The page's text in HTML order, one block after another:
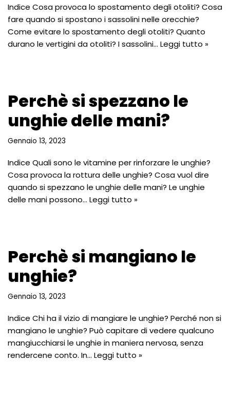
Indice Cosa provoca lo spostamento degli otoliti? Cosa
fare quando si spostano i sassolini nelle orecchie?
Come evitare lo spostamento degli otoliti? Quanto
durano le vertigini da otoliti? I sassolini… Leggi tutto »
Perchè si spezzano le
unghie delle mani?
Gennaio 13, 2023
Indice Quali sono le vitamine per rinforzare le unghie?
Cosa provoca la rottura delle unghie? Cosa vuol dire
quando si spezzano le unghie delle mani? Le unghie
delle mani possono… Leggi tutto »
Perchè si mangiano le
unghie?
Gennaio 13, 2023
Indice Chi ha il vizio di mangiare le unghie? Perché non si
mangiano le unghie? Può capitare di vedere qualcuno
mangiucchiarsi le unghie in maniera nervosa, senza
rendercene conto. In… Leggi tutto »